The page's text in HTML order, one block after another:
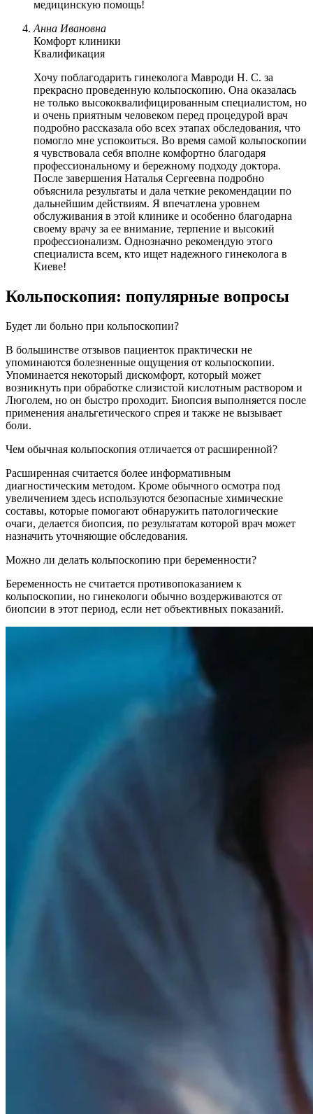
медицинскую помощь!
Анна Ивановна
Комфорт клиники
Квалификация
Хочу поблагодарить гинеколога Мавроди Н. С. за
прекрасно проведенную кольпоскопию. Она оказалась
не только высококвалифицированным специалистом, но
и очень приятным человеком перед процедурой врач
подробно рассказала обо всех этапах обследования, что
помогло мне успокоиться. Во время самой кольпоскопии
я чувствовала себя вполне комфортно благодаря
профессиональному и бережному подходу доктора.
После завершения Наталья Сергеевна подробно
объяснила результаты и дала четкие рекомендации по
дальнейшим действиям. Я впечатлена уровнем
обслуживания в этой клинике и особенно благодарна
своему врачу за ее внимание, терпение и высокий
профессионализм. Однозначно рекомендую этого
специалиста всем, кто ищет надежного гинеколога в
Киеве!
Кольпоскопия: популярные вопросы
Будет ли больно при кольпоскопии?
В большинстве отзывов пациенток практически не
упоминаются болезненные ощущения от кольпоскопии.
Упоминается некоторый дискомфорт, который может
возникнуть при обработке слизистой кислотным раствором и
Люголем, но он быстро проходит. Биопсия выполняется после
применения анальгетического спрея и также не вызывает
боли.
Чем обычная кольпоскопия отличается от расширенной?
Расширенная считается более информативным
диагностическим методом. Кроме обычного осмотра под
увеличением здесь используются безопасные химические
составы, которые помогают обнаружить патологические
очаги, делается биопсия, по результатам которой врач может
назначить уточняющие обследования.
Можно ли делать кольпоскопию при беременности?
Беременность не считается противопоказанием к
кольпоскопии, но гинекологи обычно воздерживаются от
биопсии в этот период, если нет объективных показаний.